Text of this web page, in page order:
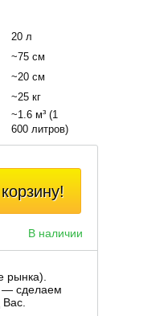
20 л
~75 см
~20 см
~25 кг
~1.6 м³ (1
600 литров)
В наличии
рынка).
— сделаем